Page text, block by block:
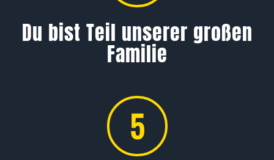
Du bist Teil unserer großen
Familie
5